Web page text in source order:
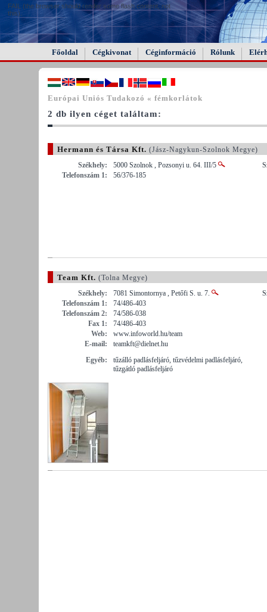
FAIL (the browser should render some flash content, not
this).
Főoldal Cégkivonat Céginformáció Rólunk
Európai Uniós Tudakozó « fémkorlátok
2 db ilyen céget találtam:
Hermann és Társa Kft. (Jász-Nagykun-Szolnok Megye)
Székhely:
5000 Szolnok , Pozsonyi u. 64. III/5
Telefonszám 1:
56/376-185
Team Kft. (Tolna Megye)
Székhely:
7081 Simontornya , Petőfi S. u. 7.
Telefonszám 1:
74/486-403
Telefonszám 2:
74/586-038
Fax 1:
74/486-403
Web:
www.infoworld.hu/team
E-mail:
teamkft@dielnet.hu
Egyéb:
tűzálló padlásfeljáró, tűzvédelmi padlásfeljáró,
tűzgátló padlásfeljáró